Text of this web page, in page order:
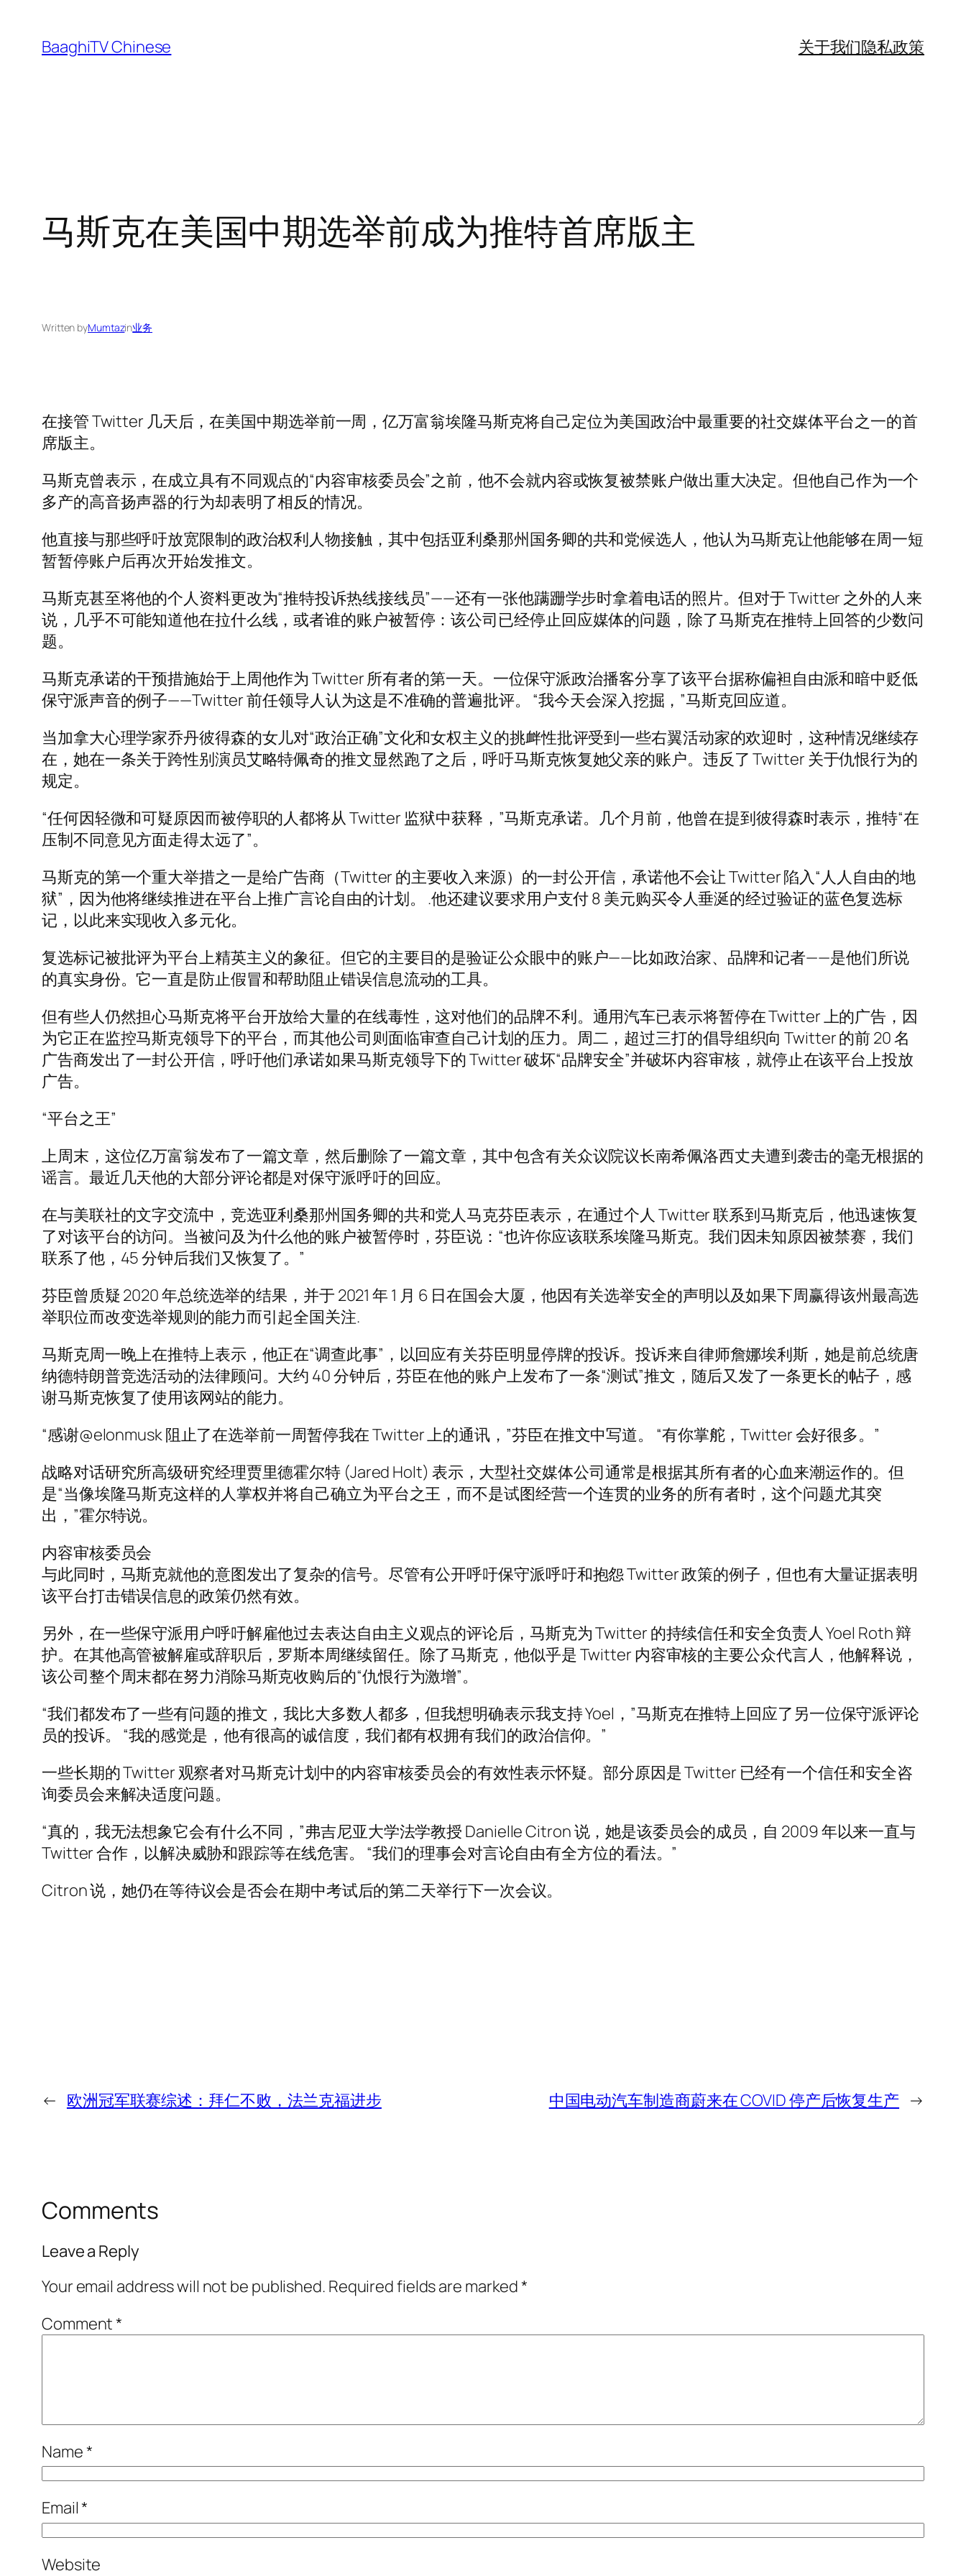
content
BaaghiTV Chinese 关于我们隐私政策
马斯克在美国中期选举前成为推特首席版主
Written byMumtazin业务
在接管 Twitter 几天后，在美国中期选举前一周，亿万富翁埃隆马斯克将自己定位为美国政治中最重要的社交媒体平台之一的首
席版主。
马斯克曾表示，在成立具有不同观点的“内容审核委员会”之前，他不会就内容或恢复被禁账户做出重大决定。但他自己作为一个
多产的高音扬声器的行为却表明了相反的情况。
他直接与那些呼吁放宽限制的政治权利人物接触，其中包括亚利桑那州国务卿的共和党候选人，他认为马斯克让他能够在周一短
暂暂停账户后再次开始发推文。
马斯克甚至将他的个人资料更改为“推特投诉热线接线员”——还有一张他蹒跚学步时拿着电话的照片。但对于 Twitter 之外的人来
说，几乎不可能知道他在拉什么线，或者谁的账户被暂停：该公司已经停止回应媒体的问题，除了马斯克在推特上回答的少数问
题。
马斯克承诺的干预措施始于上周他作为 Twitter 所有者的第一天。一位保守派政治播客分享了该平台据称偏袒自由派和暗中贬低
保守派声音的例子——Twitter 前任领导人认为这是不准确的普遍批评。 “我今天会深入挖掘，”马斯克回应道。
当加拿大心理学家乔丹彼得森的女儿对“政治正确”文化和女权主义的挑衅性批评受到一些右翼活动家的欢迎时，这种情况继续存
在，她在一条关于跨性别演员艾略特佩奇的推文显然跑了之后，呼吁马斯克恢复她父亲的账户。违反了 Twitter 关于仇恨行为的
规定。
“任何因轻微和可疑原因而被停职的人都将从 Twitter 监狱中获释，”马斯克承诺。几个月前，他曾在提到彼得森时表示，推特“在
压制不同意见方面走得太远了”。
马斯克的第一个重大举措之一是给广告商（Twitter 的主要收入来源）的一封公开信，承诺他不会让 Twitter 陷入“人人自由的地
狱”，因为他将继续推进在平台上推广言论自由的计划。 .他还建议要求用户支付 8 美元购买令人垂涎的经过验证的蓝色复选标
记，以此来实现收入多元化。
复选标记被批评为平台上精英主义的象征。但它的主要目的是验证公众眼中的账户——比如政治家、品牌和记者——是他们所说
的真实身份。它一直是防止假冒和帮助阻止错误信息流动的工具。
但有些人仍然担心马斯克将平台开放给大量的在线毒性，这对他们的品牌不利。通用汽车已表示将暂停在 Twitter 上的广告，因
为它正在监控马斯克领导下的平台，而其他公司则面临审查自己计划的压力。周二，超过三打的倡导组织向 Twitter 的前 20 名
广告商发出了一封公开信，呼吁他们承诺如果马斯克领导下的 Twitter 破坏“品牌安全”并破坏内容审核，就停止在该平台上投放
广告。
“平台之王”
上周末，这位亿万富翁发布了一篇文章，然后删除了一篇文章，其中包含有关众议院议长南希佩洛西丈夫遭到袭击的毫无根据的
谣言。最近几天他的大部分评论都是对保守派呼吁的回应。
在与美联社的文字交流中，竞选亚利桑那州国务卿的共和党人马克芬臣表示，在通过个人 Twitter 联系到马斯克后，他迅速恢复
了对该平台的访问。当被问及为什么他的账户被暂停时，芬臣说：“也许你应该联系埃隆马斯克。我们因未知原因被禁赛，我们
联系了他，45 分钟后我们又恢复了。”
芬臣曾质疑 2020 年总统选举的结果，并于 2021 年 1 月 6 日在国会大厦，他因有关选举安全的声明以及如果下周赢得该州最高选
举职位而改变选举规则的能力而引起全国关注.
马斯克周一晚上在推特上表示，他正在“调查此事”，以回应有关芬臣明显停牌的投诉。投诉来自律师詹娜埃利斯，她是前总统唐
纳德特朗普竞选活动的法律顾问。大约 40 分钟后，芬臣在他的账户上发布了一条“测试”推文，随后又发了一条更长的帖子，感
谢马斯克恢复了使用该网站的能力。
“感谢@elonmusk 阻止了在选举前一周暂停我在 Twitter 上的通讯，”芬臣在推文中写道。 “有你掌舵，Twitter 会好很多。”
战略对话研究所高级研究经理贾里德霍尔特 (Jared Holt) 表示，大型社交媒体公司通常是根据其所有者的心血来潮运作的。但
是“当像埃隆马斯克这样的人掌权并将自己确立为平台之王，而不是试图经营一个连贯的业务的所有者时，这个问题尤其突
出，”霍尔特说。
内容审核委员会
与此同时，马斯克就他的意图发出了复杂的信号。尽管有公开呼吁保守派呼吁和抱怨 Twitter 政策的例子，但也有大量证据表明
该平台打击错误信息的政策仍然有效。
另外，在一些保守派用户呼吁解雇他过去表达自由主义观点的评论后，马斯克为 Twitter 的持续信任和安全负责人 Yoel Roth 辩
护。在其他高管被解雇或辞职后，罗斯本周继续留任。除了马斯克，他似乎是 Twitter 内容审核的主要公众代言人，他解释说，
该公司整个周末都在努力消除马斯克收购后的“仇恨行为激增”。
“我们都发布了一些有问题的推文，我比大多数人都多，但我想明确表示我支持 Yoel，”马斯克在推特上回应了另一位保守派评论
员的投诉。 “我的感觉是，他有很高的诚信度，我们都有权拥有我们的政治信仰。”
一些长期的 Twitter 观察者对马斯克计划中的内容审核委员会的有效性表示怀疑。部分原因是 Twitter 已经有一个信任和安全咨
询委员会来解决适度问题。
“真的，我无法想象它会有什么不同，”弗吉尼亚大学法学教授 Danielle Citron 说，她是该委员会的成员，自 2009 年以来一直与
Twitter 合作，以解决威胁和跟踪等在线危害。 “我们的理事会对言论自由有全方位的看法。”
Citron 说，她仍在等待议会是否会在期中考试后的第二天举行下一次会议。
← 欧洲冠军联赛综述：拜仁不败，法兰克福进步 中国电动汽车制造商蔚来在 COVID 停产后恢复生产 →
Comments
Leave a Reply
Your email address will not be published. Required fields are marked*
Comment*
Name*
Email*
Website